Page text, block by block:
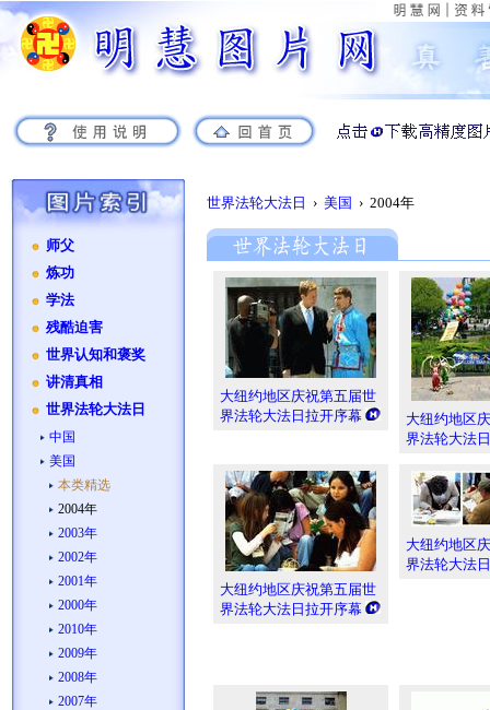
师父
炼功
学法
残酷迫害
世界认知和褒奖
讲清真相
世界法轮大法日
中国
美国
本类精选
2004年
2003年
2002年
2001年
2000年
2010年
2009年
2008年
2007年
世界法轮大法日 › 美国 › 2004年
大纽约地区庆祝第五届世
界法轮大法日拉开序幕
大纽约地区
界法轮大法
大纽约地区庆祝第五届世
界法轮大法日拉开序幕
大纽约地区
界法轮大法